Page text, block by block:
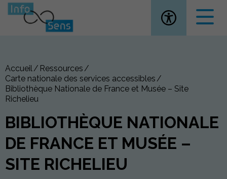
Ouvrir la
Accueil
Ressources
Carte nationale des services accessibles
Bibliothèque Nationale de France et Musée – Site
Richelieu
BIBLIOTHÈQUE NATIONALE
DE FRANCE ET MUSÉE –
SITE RICHELIEU